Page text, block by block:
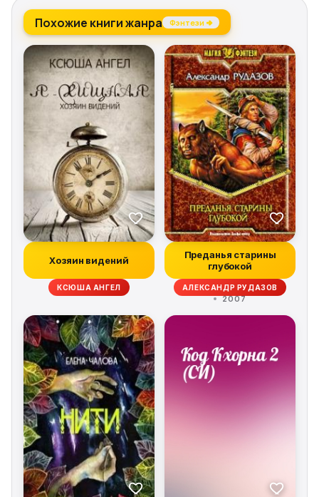
Похожие книги жанра Фэнтези →
Хозяин видений
КСЮША АНГЕЛ
Преданья старины
глубокой
АЛЕКСАНДР РУДАЗОВ
2007